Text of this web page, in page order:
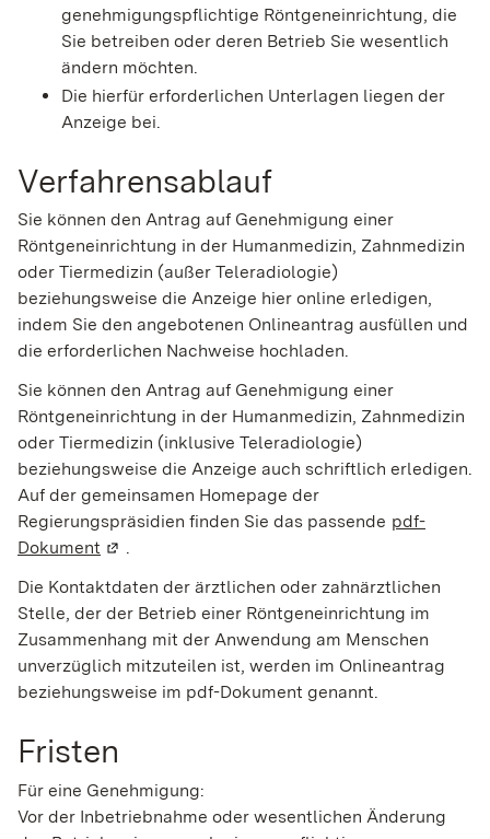
genehmigungspflichtige Röntgeneinrichtung, die
Sie betreiben oder deren Betrieb Sie wesentlich
ändern möchten.
Die hierfür erforderlichen Unterlagen liegen der
Anzeige bei.
Verfahrensablauf
Sie können den Antrag auf Genehmigung einer
Röntgeneinrichtung in der Humanmedizin, Zahnmedizin
oder Tiermedizin (außer Teleradiologie)
beziehungsweise die Anzeige hier online erledigen,
indem Sie den angebotenen Onlineantrag ausfüllen und
die erforderlichen Nachweise hochladen.
Sie können den Antrag auf Genehmigung einer
Röntgeneinrichtung in der Humanmedizin, Zahnmedizin
oder Tiermedizin (inklusive Teleradiologie)
beziehungsweise die Anzeige auch schriftlich erledigen.
Auf der gemeinsamen Homepage der
Regierungspräsidien finden Sie das passende pdf-
Dokument (Wird in einem neuen Fenster geöffnet)
.
Die Kontaktdaten der ärztlichen oder zahnärztlichen
Stelle, der der Betrieb einer Röntgeneinrichtung im
Zusammenhang mit der Anwendung am Menschen
unverzüglich mitzuteilen ist, werden im Onlineantrag
beziehungsweise im pdf-Dokument genannt.
Fristen
Für eine Genehmigung:
Vor der Inbetriebnahme oder wesentlichen Änderung